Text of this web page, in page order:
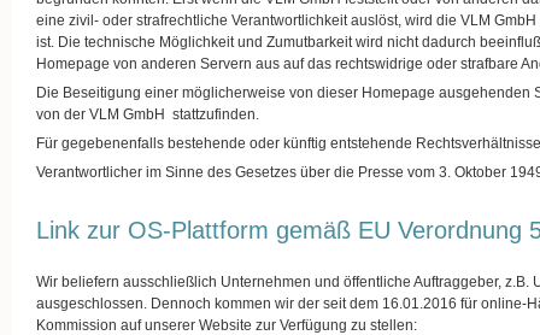
eine zivil- oder strafrechtliche Verantwortlichkeit auslöst, wird die VLM
ist. Die technische Möglichkeit und Zumutbarkeit wird nicht dadurch
Homepage von anderen Servern aus auf das rechtswidrige oder strafbare
Die Beseitigung einer möglicherweise von dieser Homepage
von der VLM GmbH stattzufinden.
Für gegebenenfalls bestehende oder künftig entstehende
Verantwortlicher im Sinne des Gesetzes über die Presse vom 3. Oktober
Link zur OS-Plattform gemäß EU Verordnung
Wir beliefern ausschließlich Unternehmen und öffentliche Auftraggeber,
ausgeschlossen. Dennoch kommen wir der seit dem 16.01.2016 für online-
Kommission auf unserer Website zur Verfügung zu stellen: